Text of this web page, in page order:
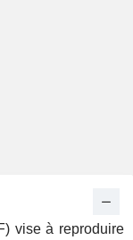
vise à reproduire